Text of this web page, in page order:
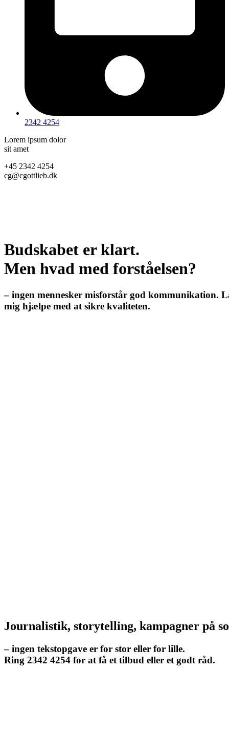
2342 4254
Lorem ipsum dolor
sit amet
+45 2342 4254
cg@cgottlieb.dk
Budskabet er klart.
Men hvad med forståelsen?
– ingen mennesker misforstår god kommunikation.
mig hjælpe med at sikre kvaliteten.
Journalistik, storytelling, kampagner på
– ingen tekstopgave er for stor eller for lille.
Ring 2342 4254 for at få et tilbud eller et godt råd.